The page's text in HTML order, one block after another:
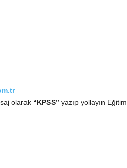
olarak“KPSS” yazıp yollayın Eğitim